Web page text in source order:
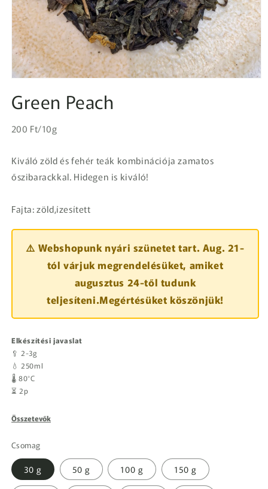
megnyitása
a
párbeszédpanelen
Green Peach
Normál
Egységár
200 Ft/10g
Kiváló zöld és fehér teák kombinációja zamatos
őszibarackkal. Hidegen is kiváló!
Fajta: zöld,ízesített
⚠️ Webshopunk nyári szünetet tart. Aug. 21-
tól várjuk megrendelésüket, amiket
augusztus 24-től tudunk
teljesíteni.Megértésüket köszönjük!
Elkészítési javaslat
🥄 2-3g
💧 250ml
🌡️ 80°C
⏳ 2p
Összetevők
Csomag
30 g 50 g 100 g 150 g